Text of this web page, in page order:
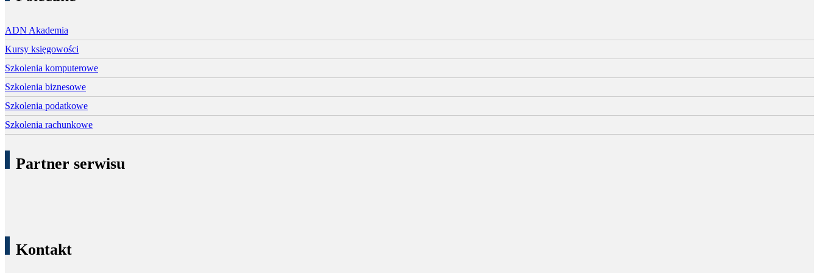
ADN Akademia
Kursy księgowości
Szkolenia komputerowe
Szkolenia biznesowe
Szkolenia podatkowe
Szkolenia rachunkowe
Partner serwisu
Kontakt